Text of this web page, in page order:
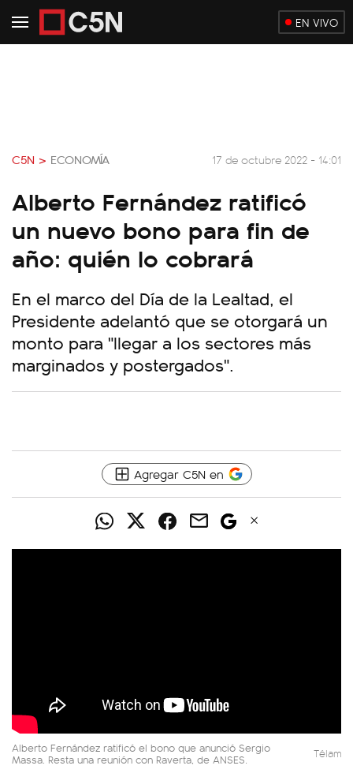
EN VIVO
C5N > ECONOMÍA 17 de octubre 2022 - 14:01
Alberto Fernández ratificó
un nuevo bono para fin de
año: quién lo cobrará
En el marco del Día de la Lealtad, el
Presidente adelantó que se otorgará un
monto para "llegar a los sectores más
marginados y postergados".
Agregar C5N en
Alberto Fernández ratificó el bono que anunció Sergio
Massa. Resta una reunión con Raverta, de ANSES. Télam